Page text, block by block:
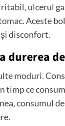
ulcerul
Aceste
și disconfort.
durerea
moduri.
timp ce
consumul